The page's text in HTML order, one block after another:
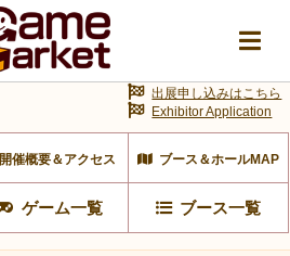
開催概要＆アクセス ブース＆ホールMAP
ゲーム一覧 ブース一覧
出展申し込みはこちら
Exhibitor Application